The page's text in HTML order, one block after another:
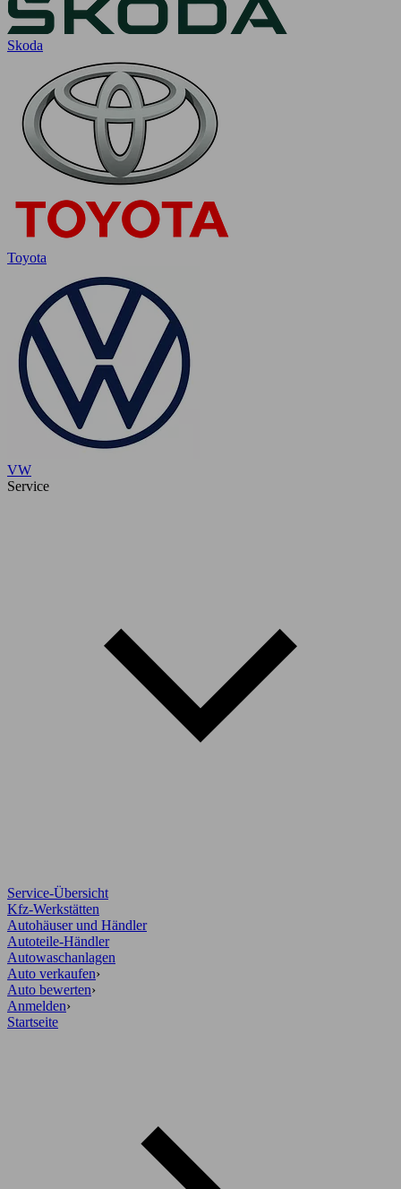
Skoda
Toyota
VW
Service
Service-Übersicht
Kfz-Werkstätten
Autohäuser und Händler
Autoteile-Händler
Autowaschanlagen
Auto verkaufen›
Auto bewerten›
Anmelden›
Startseite